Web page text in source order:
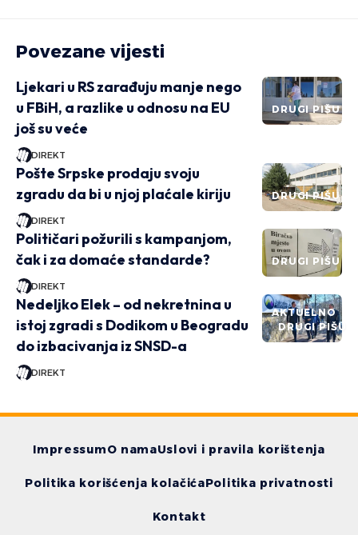
Povezane vijesti
DRUGI PIŠU
Ljekari u RS zarađuju manje nego
u FBiH, a razlike u odnosu na EU
još su veće
DIREKT
DRUGI PIŠU
Pošte Srpske prodaju svoju
zgradu da bi u njoj plaćale kiriju
DIREKT
DRUGI PIŠU
Političari požurili s kampanjom,
čak i za domaće standarde?
DIREKT
AKTUELNO
DRUGI PIŠU
Nedeljko Elek – od nekretnina u
istoj zgradi s Dodikom u Beogradu
do izbacivanja iz SNSD-a
DIREKT
ImpressumO namaUslovi i pravila korištenja
Politika korišćenja kolačićaPolitika privatnosti
Kontakt